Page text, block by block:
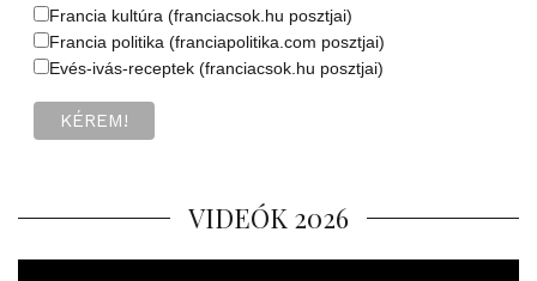
Francia kultúra (franciacsok.hu posztjai)
Francia politika (franciapolitika.com posztjai)
Evés-ivás-receptek (franciacsok.hu posztjai)
VIDEÓK 2026